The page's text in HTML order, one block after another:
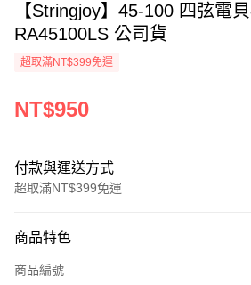
【Stringjoy】45-100 四弦電
RA45100LS 公司貨
超取滿NT$399免運
NT$950
付款與運送方式
超取滿NT$399免運
信用卡一次付款
信用卡分期付款
商品特色
商品編號